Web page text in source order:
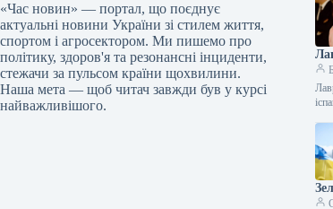
«Час новин» — портал, що поєднує
актуальні новини України зі стилем життя,
спортом і агросектором. Ми пишемо про
політику, здоров'я та резонансні інциденти,
стежачи за пульсом країни щохвилини.
Наша мета — щоб читач завжди був у курсі
найважливішого.